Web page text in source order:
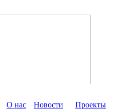
О нас Новости Проекты